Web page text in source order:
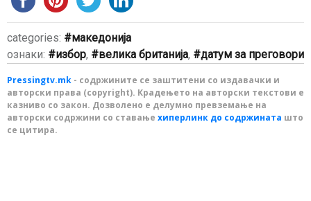
categories:
македонија
ознаки:
избор, велика британија, датум за преговори
Pressingtv.mk - содржините се заштитени со издавачки и
авторски права (copyright). Крадењето на авторски текстови е
казниво со закон. Дозволено е делумно превземање на
авторски содржини со ставање хиперлинк до содржината што
се цитира.